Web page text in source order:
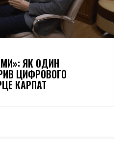
ЯК ОДИН
ЦИФРОВОГО
КАРПАТ